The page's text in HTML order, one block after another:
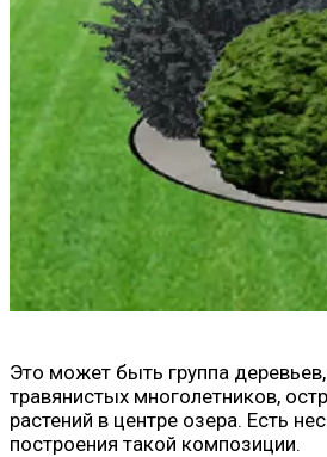
Это может быть группа
травянистых многолетников,
растений в центре озера. Есть
построения такой композиции.